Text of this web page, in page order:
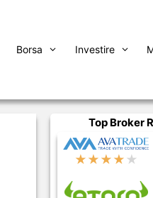
Borsa Investire
Top Broker
★★★★ ★